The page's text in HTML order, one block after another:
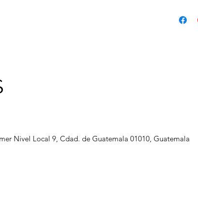
Nivel Local 9, Cdad. de Guatemala 01010, Guatemala